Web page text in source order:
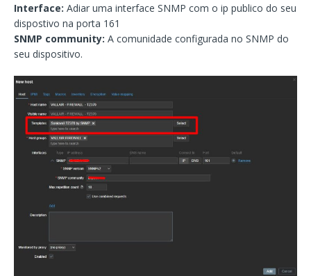
Interface: Adiar uma interface SNMP com o ip publico do seu
dispostivo na porta 161
SNMP community: A comunidade configurada no SNMP do
seu dispositivo.